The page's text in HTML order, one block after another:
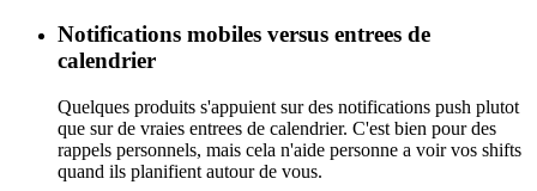
Notifications mobiles versus entrees de
calendrier
Quelques produits s'appuient sur des notifications push plutot
que sur de vraies entrees de calendrier. C'est bien pour des
rappels personnels, mais cela n'aide personne a voir vos shifts
quand ils planifient autour de vous.